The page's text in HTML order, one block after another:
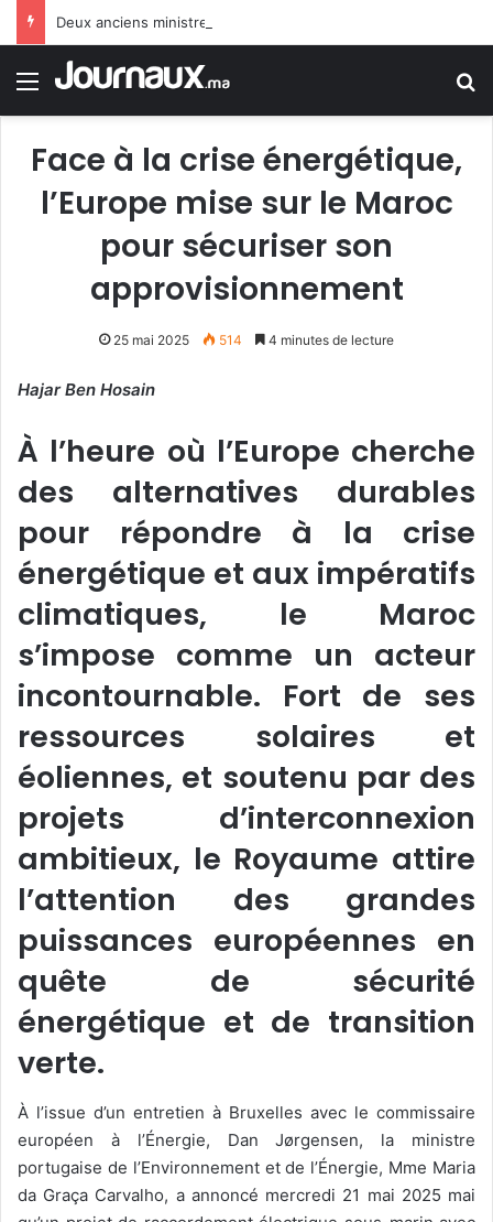
Menu
Face à la crise énergétique,
l’Europe mise sur le Maroc
pour sécuriser son
approvisionnement
25 mai 2025 514 4 minutes de lecture
Hajar Ben Hosain
À l’heure où l’Europe cherche
des alternatives durables
pour répondre à la crise
énergétique et aux impératifs
climatiques, le Maroc
s’impose comme un acteur
incontournable. Fort de ses
ressources solaires et
éoliennes, et soutenu par des
projets d’interconnexion
ambitieux, le Royaume attire
l’attention des grandes
puissances européennes en
quête de sécurité
énergétique et de transition
verte.
À l’issue d’un entretien à Bruxelles avec le commissaire
européen à l’Énergie, Dan Jørgensen, la ministre
portugaise de l’Environnement et de l’Énergie, Mme Maria
da Graça Carvalho, a annoncé mercredi 21 mai 2025 mai